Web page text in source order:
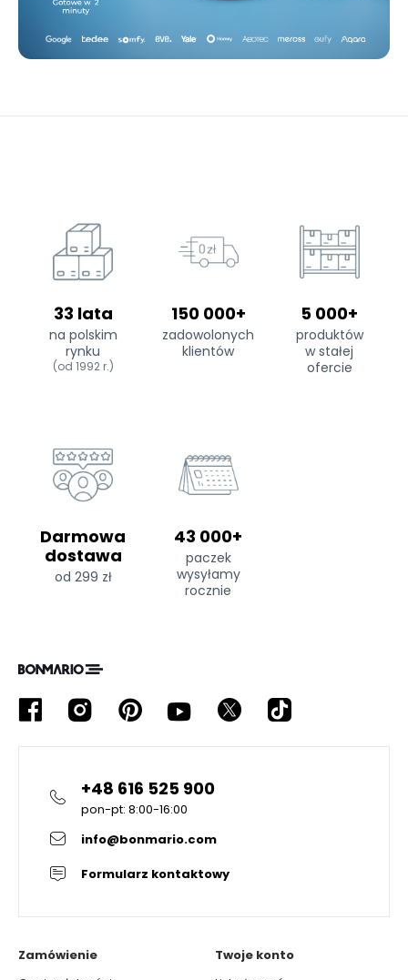
33 lata
na polskim
rynku
(od 1992 r.)
150 000+
zadowolonych
klientów
5 000+
produktów
w stałej
ofercie
Darmowa
dostawa
od 299 zł
43 000+
paczek
wysyłamy
rocznie
+48 616 525 900
pon-pt: 8:00-16:00
info@bonmario.com
Formularz kontaktowy
Zamówienie
Twoje konto